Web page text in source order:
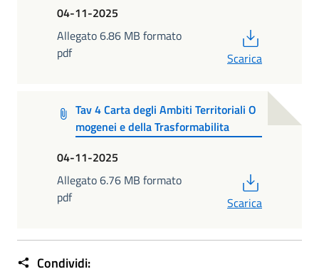
04-11-2025
Allegato 6.86 MB formato
pdf
Scarica
Tav 4 Carta degli Ambiti Territoriali O
mogenei e della Trasformabilita
04-11-2025
Allegato 6.76 MB formato
pdf
Scarica
Condividi: